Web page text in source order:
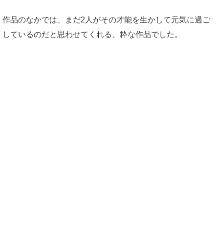
作品のなかでは、まだ2人がその才能を生かして元気に過ご
しているのだと思わせてくれる、粋な作品でした。